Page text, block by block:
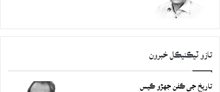
تازو ٽيڪنيڪل خبرون
تاريخ جي ڪفن جھڙو ڪيس